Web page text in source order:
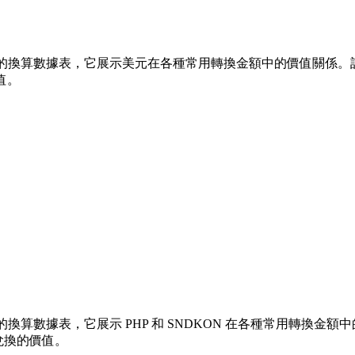
算數據表，它展示美元在各種常用轉換金額中的價值關係
算數據表，它展示 PHP 和 SNDKON 在各種常用轉換金額
的價值。